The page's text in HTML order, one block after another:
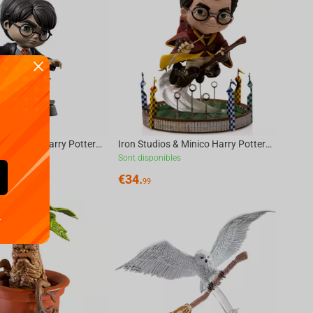
Iron Studios & Minico Harry Potter - Harry Potter with Sword of Gryffindor Figure Iron Studios & Minico Harry Potter - At the Quiddich Match Figure
Sont disponibles
€34.99